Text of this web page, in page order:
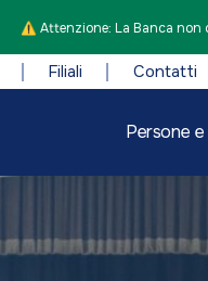
⚠️ Attenzione: La Banca non
Filiali Contatti
Persone e